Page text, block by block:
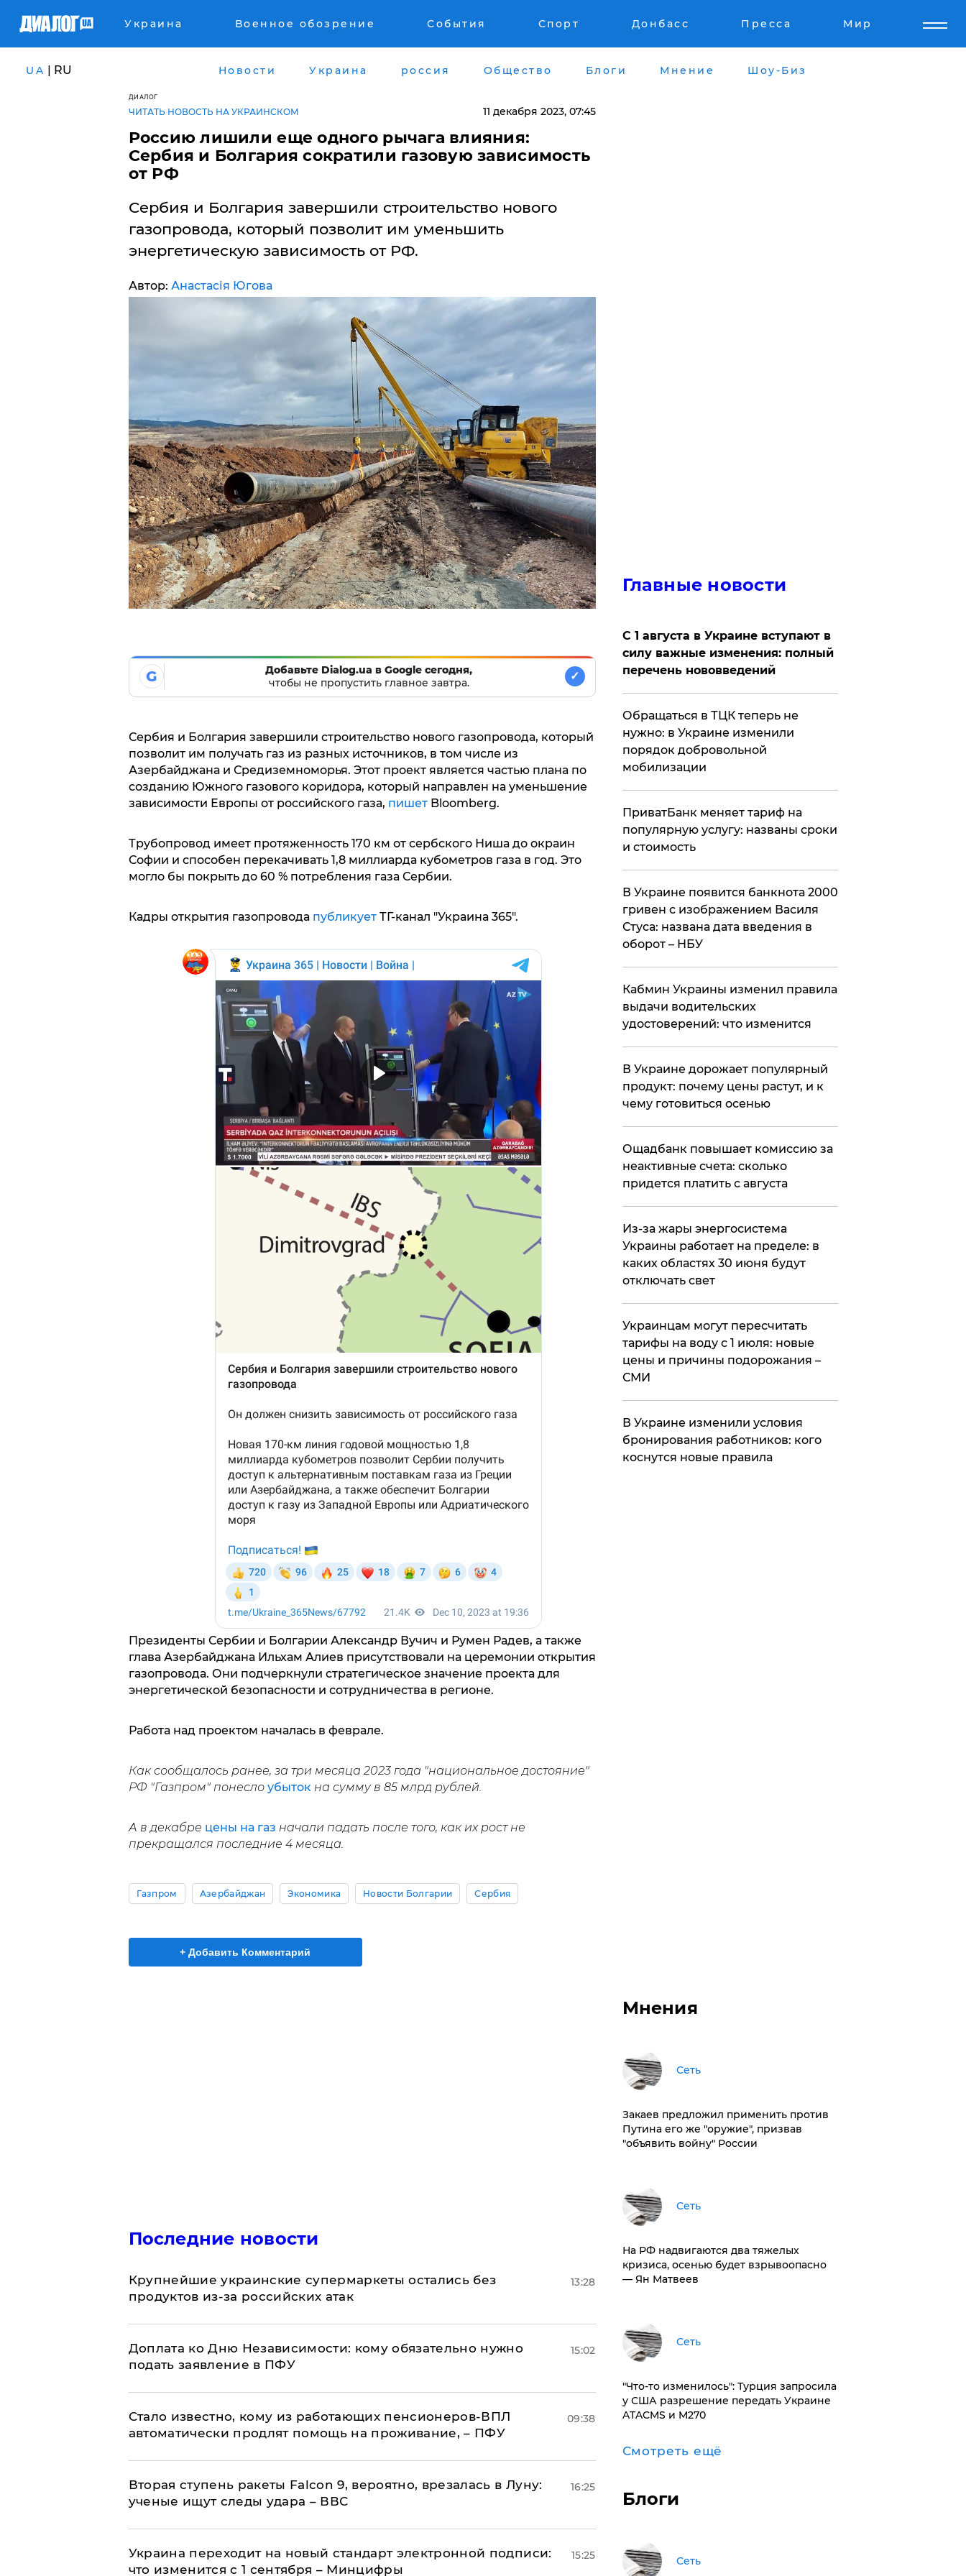
Украина Военное обозрение События Спорт Донбасс Пресса Мир
UA | RU Новости Украина россия Общество Блоги Мнение Шоу-Биз
ДИАЛОГ
ЧИТАТЬ НОВОСТЬ НА УКРАИНСКОМ 11 декабря 2023, 07:45
Россию лишили еще одного рычага влияния: ​
Сербия и Болгария сократили газовую зависимость
от РФ
​Сербия и Болгария завершили строительство нового
газопровода, который позволит им уменьшить
энергетическую зависимость от РФ.
Автор: Анастасія Югова
G
Добавьте Dialog.ua в Google сегодня,
чтобы не пропустить главное завтра.
✓
Сербия и Болгария завершили строительство нового газопровода, который
позволит им получать газ из разных источников, в том числе из
Азербайджана и Средиземноморья. Этот проект является частью плана по
созданию Южного газового коридора, который направлен на уменьшение
зависимости Европы от российского газа, пишет Bloomberg.
Трубопровод имеет протяженность 170 км от сербского Ниша до окраин
Софии и способен перекачивать 1,8 миллиарда кубометров газа в год. Это
могло бы покрыть до 60 % потребления газа Сербии.
Кадры открытия газопровода публикует ТГ-канал "Украина 365".
Президенты Сербии и Болгарии Александр Вучич и Румен Радев, а также
глава Азербайджана Ильхам Алиев присутствовали на церемонии открытия
газопровода. Они подчеркнули стратегическое значение проекта для
энергетической безопасности и сотрудничества в регионе.
Работа над проектом началась в феврале.
Как сообщалось ранее, за три месяца 2023 года "национальное достояние"
РФ "Газпром" понесло убыток на сумму в 85 млрд рублей.
А в декабре цены на газ начали падать после того, как их рост не
прекращался последние 4 месяца.
Газпром Азербайджан Экономика Новости Болгарии Сербия
+ Добавить Комментарий
Последние новости
Крупнейшие украинские супермаркеты остались без
продуктов из-за российских атак
13:28
Доплата ко Дню Независимости: кому обязательно нужно
подать заявление в ПФУ
15:02
Стало известно, кому из работающих пенсионеров-ВПЛ
автоматически продлят помощь на проживание, – ПФУ
09:38
Вторая ступень ракеты Falcon 9, вероятно, врезалась в Луну:
ученые ищут следы удара – ВВС
16:25
Украина переходит на новый стандарт электронной подписи:
что изменится с 1 сентября – Минцифры
15:25
Главные новости
С 1 августа в Украине вступают в
силу важные изменения: полный
перечень нововведений
Обращаться в ТЦК теперь не
нужно: в Украине изменили
порядок добровольной
мобилизации
ПриватБанк меняет тариф на
популярную услугу: названы сроки
и стоимость
В Украине появится банкнота 2000
гривен с изображением Василя
Стуса: названа дата введения в
оборот – НБУ
Кабмин Украины изменил правила
выдачи водительских
удостоверений: что изменится
В Украине дорожает популярный
продукт: почему цены растут, и к
чему готовиться осенью
​Ощадбанк повышает комиссию за
неактивные счета: сколько
придется платить с августа
Из-за жары энергосистема
Украины работает на пределе: в
каких областях 30 июня будут
отключать свет
Украинцам могут пересчитать
тарифы на воду с 1 июля: новые
цены и причины подорожания –
СМИ
В Украине изменили условия
бронирования работников: кого
коснутся новые правила
Мнения
Сеть
Закаев предложил применить против
Путина его же "оружие", призвав
"объявить войну" России
Сеть
На РФ надвигаются два тяжелых
кризиса, осенью будет взрывоопасно
— Ян Матвеев
Сеть
​"Что-то изменилось": Турция запросила
у США разрешение передать Украине
ATACMS и M270
Смотреть ещё
Блоги
Сеть